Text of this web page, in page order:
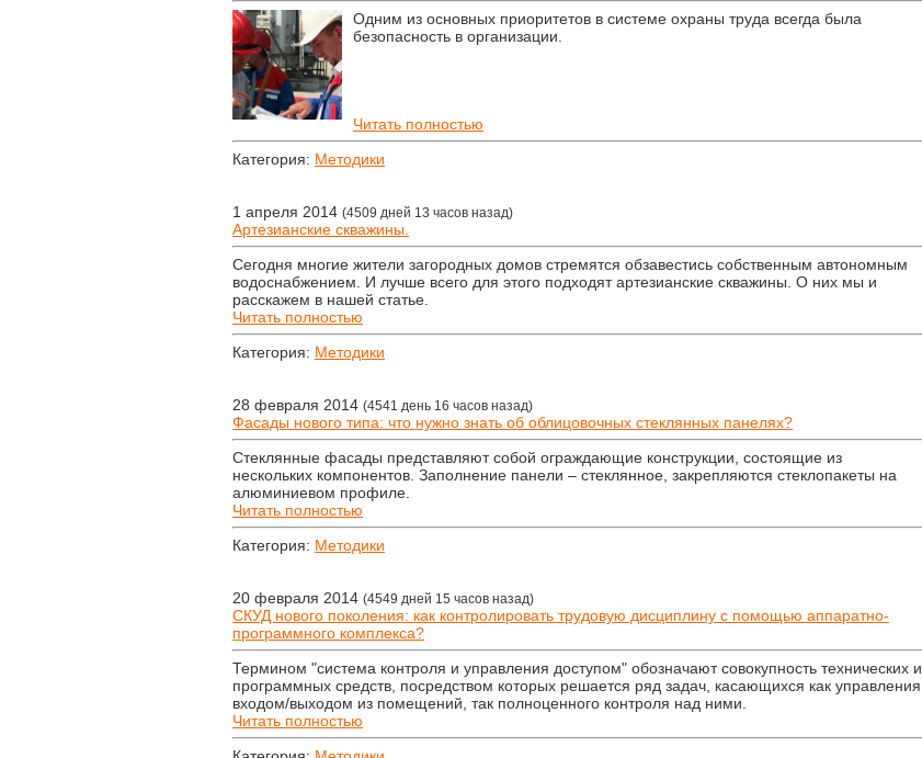
Одним из основных приоритетов в системе охраны труда всегда была
безопасность в организации.
Читать полностью
Категория: Методики
1 апреля 2014 (4509 дней 13 часов назад)
Артезианские скважины.
Сегодня многие жители загородных домов стремятся обзавестись собственным автономным
водоснабжением. И лучше всего для этого подходят артезианские скважины. О них мы и
расскажем в нашей статье.
Читать полностью
Категория: Методики
28 февраля 2014 (4541 день 16 часов назад)
Фасады нового типа: что нужно знать об облицовочных стеклянных панелях?
Стеклянные фасады представляют собой ограждающие конструкции, состоящие из
нескольких компонентов. Заполнение панели – стеклянное, закрепляются стеклопакеты на
алюминиевом профиле.
Читать полностью
Категория: Методики
20 февраля 2014 (4549 дней 15 часов назад)
СКУД нового поколения: как контролировать трудовую дисциплину с помощью аппаратно-
программного комплекса?
Термином "система контроля и управления доступом" обозначают совокупность технических и
программных средств, посредством которых решается ряд задач, касающихся как управления
входом/выходом из помещений, так полноценного контроля над ними.
Читать полностью